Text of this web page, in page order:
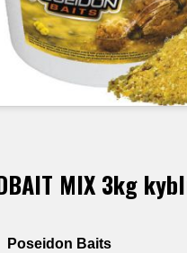
MIX 3kg
Poseidon Baits